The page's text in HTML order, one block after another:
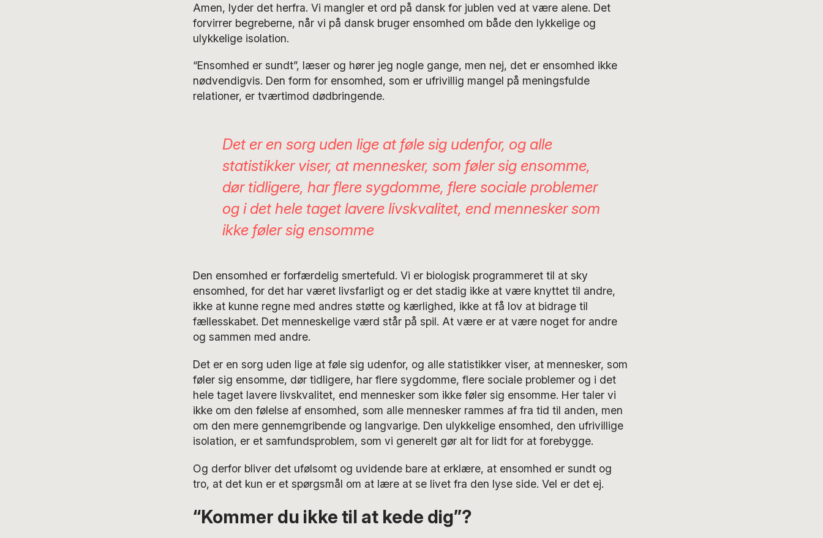
Amen, lyder det herfra. Vi mangler et ord på dansk for jublen ved at være alene. Det
forvirrer begreberne, når vi på dansk bruger ensomhed om både den lykkelige og
ulykkelige isolation.
“Ensomhed er sundt”, læser og hører jeg nogle gange, men nej, det er ensomhed ikke
nødvendigvis. Den form for ensomhed, som er ufrivillig mangel på meningsfulde
relationer, er tværtimod dødbringende.
Det er en sorg uden lige at føle sig udenfor, og alle
statistikker viser, at mennesker, som føler sig ensomme,
dør tidligere, har flere sygdomme, flere sociale problemer
og i det hele taget lavere livskvalitet, end mennesker som
ikke føler sig ensomme
Den ensomhed er forfærdelig smertefuld. Vi er biologisk programmeret til at sky
ensomhed, for det har været livsfarligt og er det stadig ikke at være knyttet til andre,
ikke at kunne regne med andres støtte og kærlighed, ikke at få lov at bidrage til
fællesskabet. Det menneskelige værd står på spil. At være er at være noget for andre
og sammen med andre.
Det er en sorg uden lige at føle sig udenfor, og alle statistikker viser, at mennesker, som
føler sig ensomme, dør tidligere, har flere sygdomme, flere sociale problemer og i det
hele taget lavere livskvalitet, end mennesker som ikke føler sig ensomme. Her taler vi
ikke om den følelse af ensomhed, som alle mennesker rammes af fra tid til anden, men
om den mere gennemgribende og langvarige. Den ulykkelige ensomhed, den ufrivillige
isolation, er et samfundsproblem, som vi generelt gør alt for lidt for at forebygge.
Og derfor bliver det ufølsomt og uvidende bare at erklære, at ensomhed er sundt og
tro, at det kun er et spørgsmål om at lære at se livet fra den lyse side. Vel er det ej.
“Kommer du ikke til at kede dig”?